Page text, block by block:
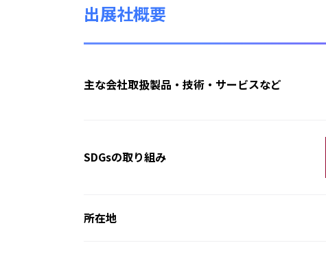
出展社概要
主な会社取扱製品・技術・サービスなど
SDGsの取り組み
所在地